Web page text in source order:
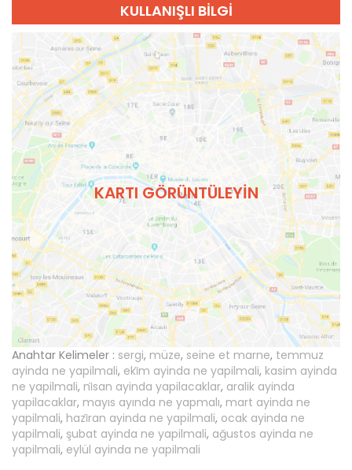
KULLANIŞLI BILGI
KARTI GÖRÜNTÜLEYIN
Anahtar Kelimeler : sergi, müze, seine et marne, temmuz
ayinda ne yapilmali, eki̇m ayinda ne yapilmali, kasim ayinda
ne yapilmali, ni̇san ayinda yapilacaklar, aralik ayinda
yapilacaklar, mayıs ayında ne yapmalı, mart ayinda ne
yapilmali, hazi̇ran ayinda ne yapilmali, ocak ayinda ne
yapilmali, şubat ayinda ne yapilmali, ağustos ayinda ne
yapilmali, eylül ayinda ne yapilmali